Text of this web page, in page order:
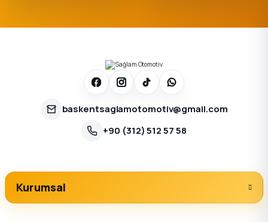
baskentsaglamotomotiv@gmail.com
+90 (312) 512 57 58
Kurumsal